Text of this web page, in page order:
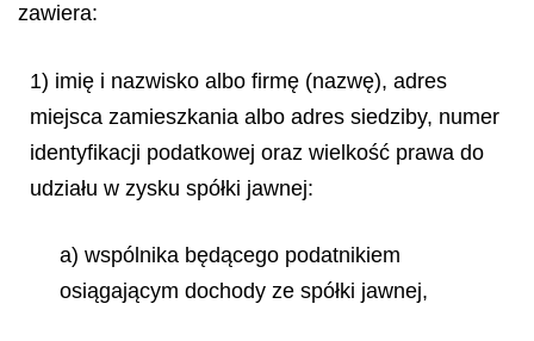
zawiera:
1) imię i nazwisko albo firmę (nazwę), adres
miejsca zamieszkania albo adres siedziby, numer
identyfikacji podatkowej oraz wielkość prawa do
udziału w zysku spółki jawnej:
a) wspólnika będącego podatnikiem
osiągającym dochody ze spółki jawnej,